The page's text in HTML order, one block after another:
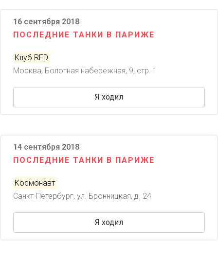
16 сентября 2018
ПОСЛЕДНИЕ ТАНКИ В ПАРИЖЕ
Клуб RED
Москва, Болотная набережная, 9, стр. 1
Я ходил
14 сентября 2018
ПОСЛЕДНИЕ ТАНКИ В ПАРИЖЕ
Космонавт
Санкт-Петербург, ул. Бронницкая, д. 24
Я ходил